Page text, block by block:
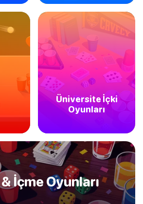
Üniversite İçki
Oyunları
İçme Oyunları